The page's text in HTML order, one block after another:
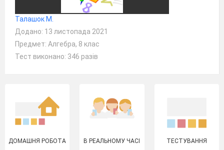
Талашок М.
Додано: 13 листопада 2021
Предмет: Алгебра, 8 клас
Тест виконано: 346 разів
ДОМАШНЯ РОБОТА В РЕАЛЬНОМУ ЧАСІ ТЕСТУВАННЯ